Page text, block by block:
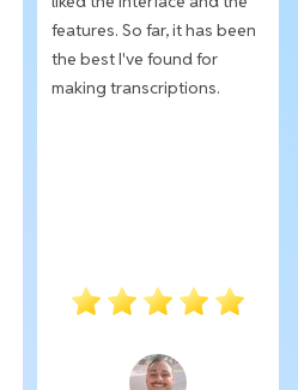
features. So far, it has been
the best I've found for
making transcriptions.